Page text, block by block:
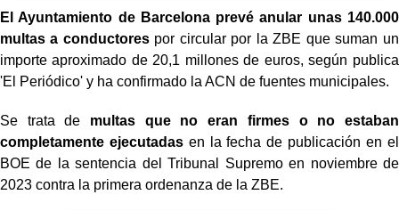
El Ayuntamiento de Barcelona prevé anular unas 140.000
multas a conductores por circular por la ZBE que suman un
importe aproximado de 20,1 millones de euros, según publica
'El Periódico' y ha confirmado la ACN de fuentes municipales.
Se trata de multas que no eran firmes o no estaban
completamente ejecutadasen la fecha de publicación en el
BOE de la sentencia del Tribunal Supremo en noviembre de
2023 contra la primera ordenanza de la ZBE.